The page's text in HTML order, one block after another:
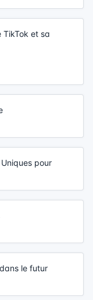
TikTok et sa
pour
le futur